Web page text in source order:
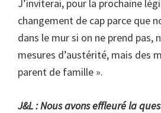
J’inviterai, pour la prochaine
changement de cap parce que
dans le mur si on ne prend pas,
mesures d’austérité, mais des
parent de famille ».
J&L : Nous avons effleuré la